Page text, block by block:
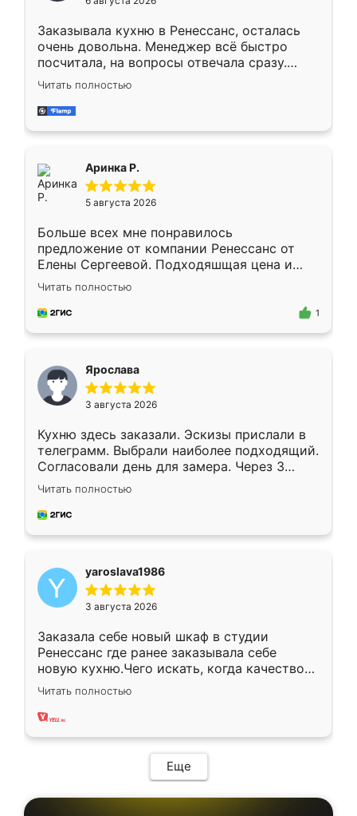
мебели буду заказывать только здесь.
Заказывала кухню в Ренессанс, осталась
очень довольна. Менеджер всё быстро
посчитала, на вопросы отвечала сразу.
Замерщик приехал в субботу, подошёл к
делу со всей ответственностью. Собрали
за день, ребята работали аккуратно, даже
Читать полностью
Аринка Р.
5 августа 2026
Больше всех мне понравилось
предложение от компании Ренессанс от
Елены Сергеевой. Подходяшщая цена и
короткие сроки изготовления. Приехавший
для замера сотрудник Владислав
предложил по моему эскизу самый
Читать полностью
1
Ярослава
3 августа 2026
Кухню здесь заказали. Эскизы прислали в
телеграмм. Выбрали наиболее подходящий.
Согласовали день для замера. Через 3
недели кухня была уже готова. Остались
довольны работой. Спасибо Ренессанс
мебель за качественную работу!
Читать полностью
yaroslava1986
3 августа 2026
Заказала себе новый шкаф в студии
Ренессанс где ранее заказывала себе
новую кухню.Чего искать, когда качеством
вполне довольна. Служит кухня уже почти
два года, нареканий нет.
Читать полностью
Еще